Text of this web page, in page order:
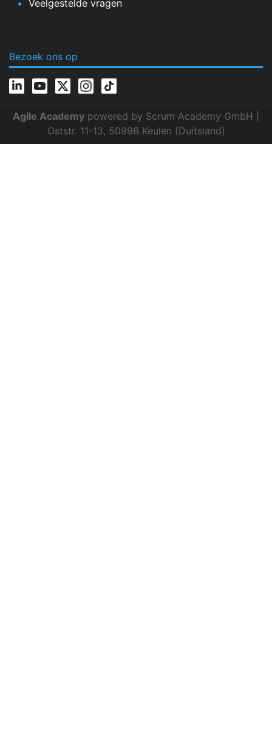
Veelgestelde vragen
Bezoek ons op
Agile Academy powered by Scrum Academy GmbH |
Oststr. 11-13, 50996 Keulen (Duitsland)